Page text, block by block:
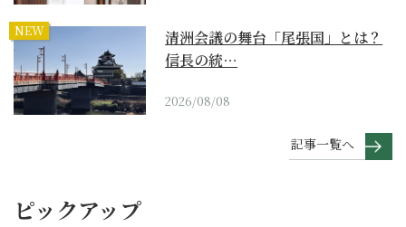
NEW
清洲会議の舞台「尾張国」とは？
信長の統…
2026/08/08
記事一覧へ
ピックアップ